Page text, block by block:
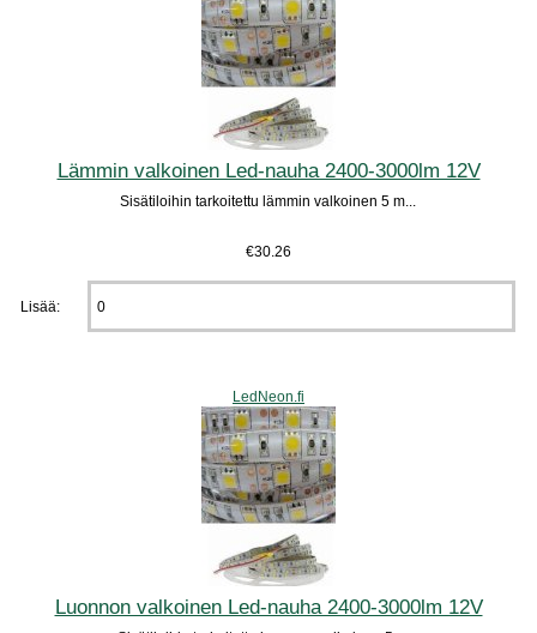
Lämmin valkoinen Led-nauha 2400-3000lm 12V
Sisätiloihin tarkoitettu lämmin valkoinen 5 m...
€30.26
Lisää:
LedNeon.fi
Luonnon valkoinen Led-nauha 2400-3000lm 12V